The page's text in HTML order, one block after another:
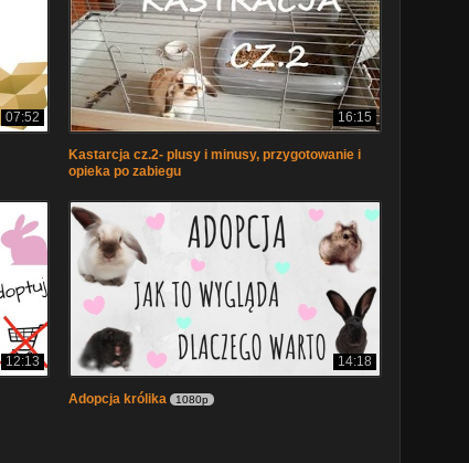
07:52 16:15
Kastarcja cz.2- plusy i minusy, przygotowanie i
opieka po zabiegu
12:13 14:18
Adopcja królika 1080p